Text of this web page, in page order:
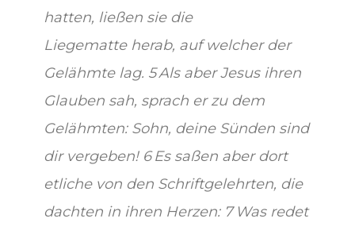
hatten, ließen sie die
Liegematte herab, auf welcher der
Gelähmte lag. 5 Als aber Jesus ihren
Glauben sah, sprach er zu dem
Gelähmten: Sohn, deine Sünden sind
dir vergeben! 6 Es saßen aber dort
etliche von den Schriftgelehrten, die
dachten in ihren Herzen: 7 Was redet